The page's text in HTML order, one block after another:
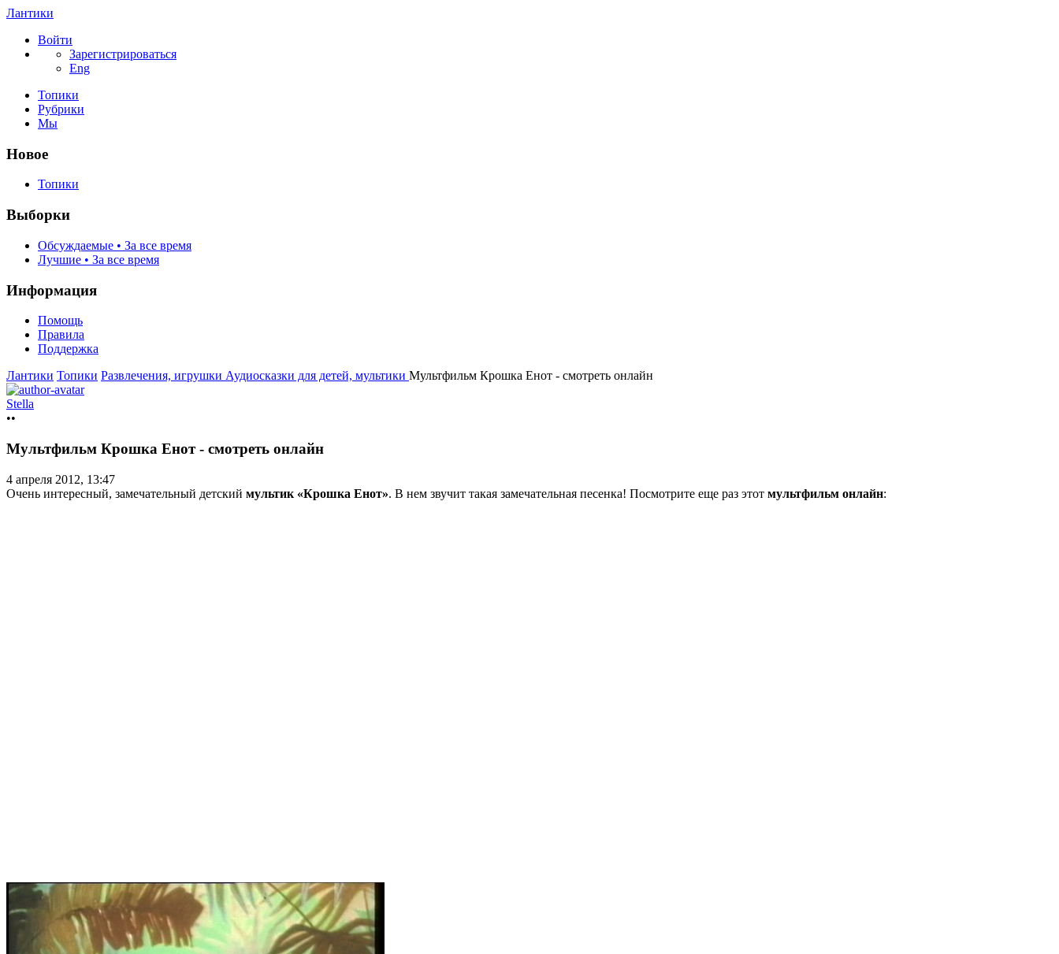
Лантики
Войти
Зарегистрироваться
Eng
Топики
Рубрики
Мы
Новое
Топики
Выборки
Обсуждаемые • За все время
Лучшие • За все время
Информация
Помощь
Правила
Поддержка
Лантики Топики Развлечения, игрушки Аудиосказки для детей, мультики Мультфильм Крошка Енот - смотреть онлайн
Stella
••
Мультфильм Крошка Енот - смотреть онлайн
4 апреля 2012, 13:47
Очень интересный, замечательный детский мультик «Крошка Енот». В нем звучит такая замечательная песенка! Посмотрите еще раз этот мультфильм онлайн: